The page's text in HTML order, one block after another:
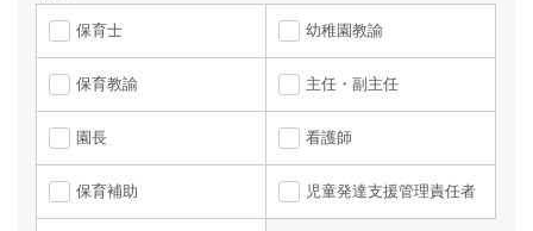
保育士 幼稚園教諭
保育教諭 主任・副主任
園長 看護師
保育補助 児童発達支援管理責任者